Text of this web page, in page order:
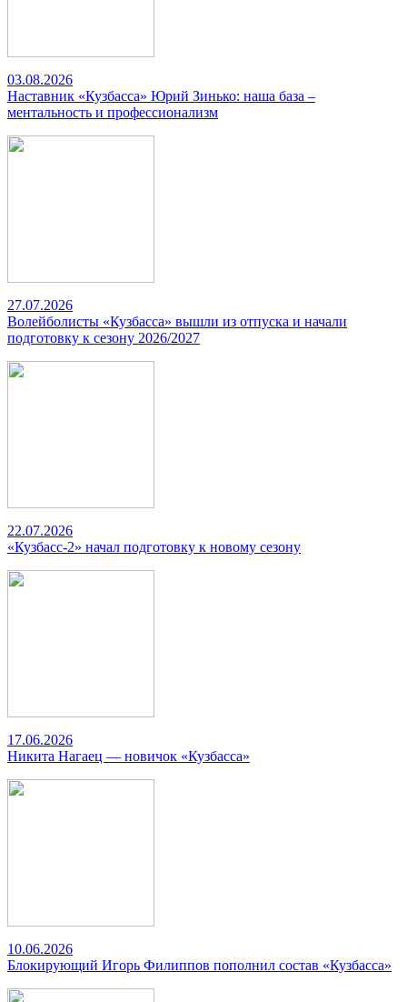
03.08.2026
Наставник «Кузбасса» Юрий Зинько: наша база –
ментальность и профессионализм
27.07.2026
Волейболисты «Кузбасса» вышли из отпуска и начали
подготовку к сезону 2026/2027
22.07.2026
«Кузбасс-2» начал подготовку к новому сезону
17.06.2026
Никита Нагаец — новичок «Кузбасса»
10.06.2026
Блокирующий Игорь Филиппов пополнил состав «Кузбасса»